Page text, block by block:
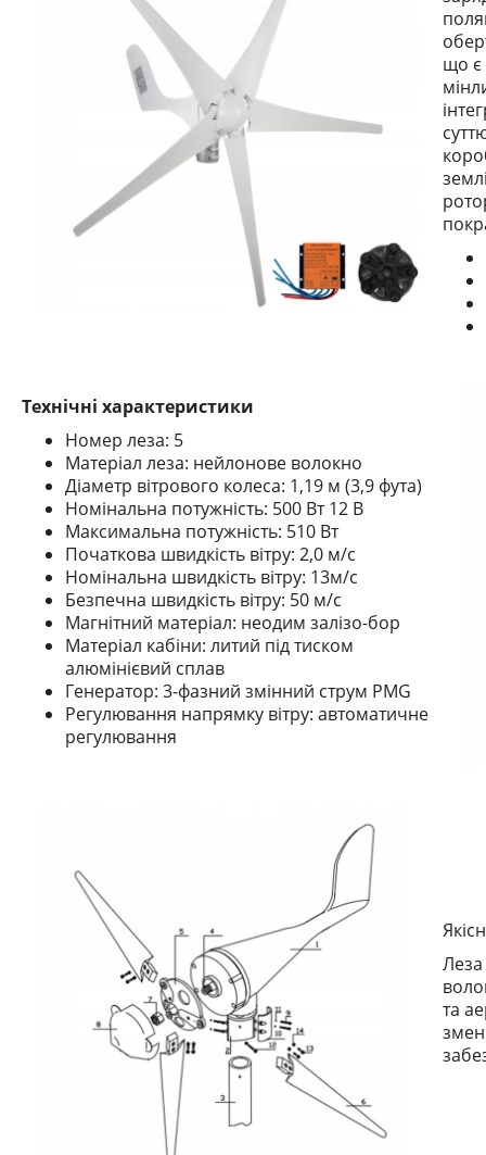
що є
Технічні характеристики
Номер леза: 5
Матеріал леза: нейлонове волокно
Діаметр вітрового колеса: 1,19 м (3,9 фута)
Номінальна потужність: 500 Вт 12 В
Максимальна потужність: 510 Вт
Початкова швидкість вітру: 2,0 м/с
Номінальна швидкість вітру: 13м/с
Безпечна швидкість вітру: 50 м/с
Магнітний матеріал: неодим залізо-бор
Матеріал кабіни: литий під тиском
алюмінієвий сплав
Генератор: 3-фазний змінний струм PMG
Регулювання напрямку вітру: автоматичне
регулювання
та